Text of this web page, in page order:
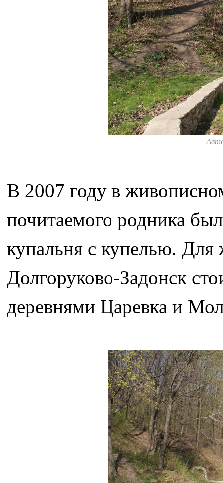
В 2007 году в
почитаемого родника
купальня с купелью. Для
Долгоруково-Задонск
деревнями Царевка и